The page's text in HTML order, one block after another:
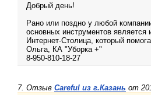
Добрый день!
Рано или поздно у любой
основных инструментов является
Интернет-Столица, который
Ольга, КА "Уборка +"
8-950-810-18-27
7. Отзыв Careful из г.Казань от